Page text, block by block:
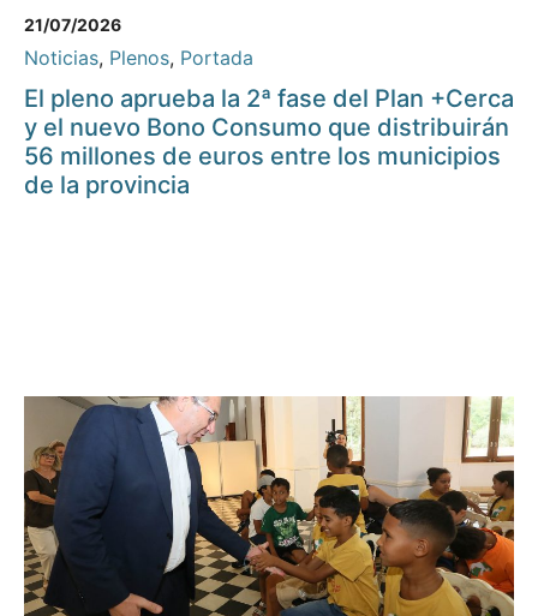
21/07/2026
Noticias, Plenos, Portada
El pleno aprueba la 2ª fase del Plan +Cerca
y el nuevo Bono Consumo que distribuirán
56 millones de euros entre los municipios
de la provincia